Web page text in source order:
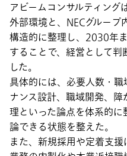
アビームコンサルティン
外部環境と、NECグルー
構造的に整理し、2030年
することで、経営として
した。
具体的には、必要人数・
ナンス設計、職域開発、
理といった論点を体系的
論できる状態を整えた。
また、新規採用や定着支